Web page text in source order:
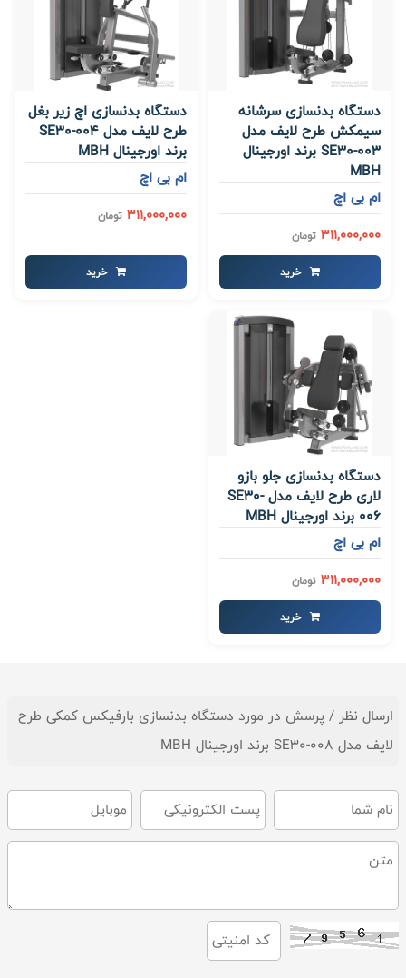
دستگاه بدنسازی سرشانه
سیمکش طرح لایف مدل
SE30-003 برند اورجینال
MBH
ام بی اچ
311,000,000 تومان
خرید
دستگاه بدنسازی اچ زیر بغل
طرح لایف مدل SE30-004
برند اورجینال MBH
ام بی اچ
311,000,000 تومان
خرید
دستگاه بدنسازی جلو بازو
لاری طرح لایف مدل SE30-
006 برند اورجینال MBH
ام بی اچ
311,000,000 تومان
خرید
ارسال نظر / پرسش در مورد دستگاه بدنسازی بارفیکس کمکی طرح
لایف مدل SE30-008 برند اورجینال MBH